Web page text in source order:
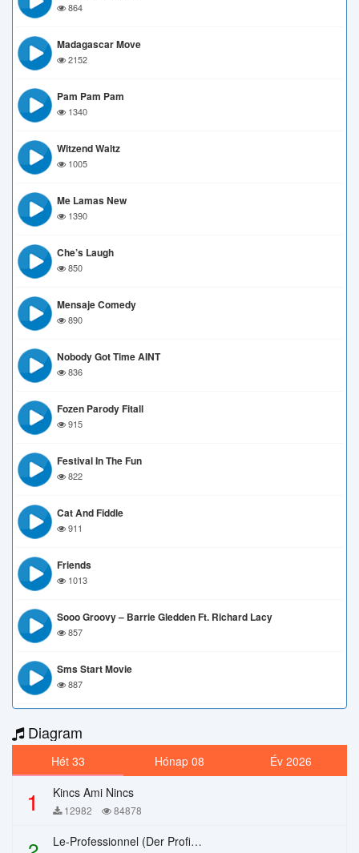
864
Madagascar Move
2152
Pam Pam Pam
1340
Witzend Waltz
1005
Me Lamas New
1390
Che’s Laugh
850
Mensaje Comedy
890
Nobody Got Time AINT
836
Fozen Parody Fitall
915
Festival In The Fun
822
Cat And Fiddle
911
Friends
1013
Sooo Groovy – Barrie Gledden Ft. Richard Lacy
857
Sms Start Movie
887
Diagram
Hét 33 Hónap 08 Év 2026
1 Kincs Ami Nincs
12982 84878
Le-Professionnel (Der Profi) – Chi Mai